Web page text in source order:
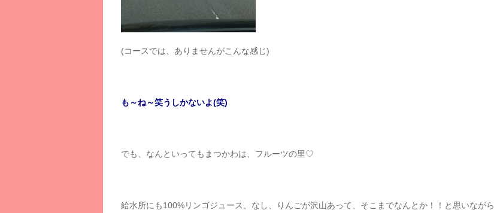
(コースでは、ありませんがこんな感じ)
も～ね～笑うしかないよ(笑)
でも、なんといってもまつかわは、フルーツの里♡
給水所にも100%リンゴジュース、なし、りんごが沢山あって、そこまでなんとか！！と思いながら